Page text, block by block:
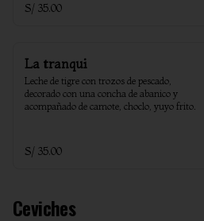
S/ 35.00
La tranqui
Leche de tigre con trozos de pescado,
decorado con una concha de abanico y
acompañado de camote, choclo, yuyo frito.
S/ 35.00
Ceviches